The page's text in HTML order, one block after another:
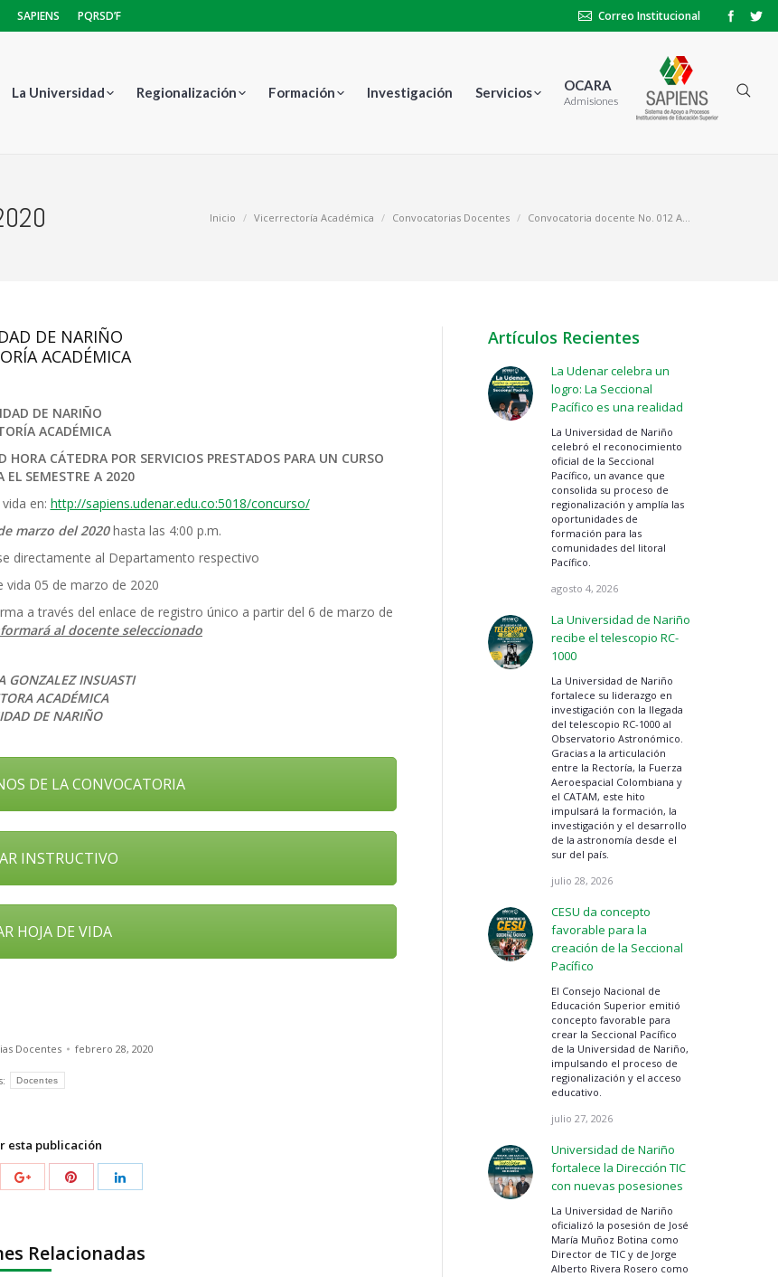
SAPIENS PQRSD’F Correo Institucional
La Universidad Regionalización Formación Investigación Servicios OCARA
Admisiones
Inicio Vicerrectoría Académica Convocatorias Docentes Convocatoria docente No. 012 A…
DE NARIÑO
ACADÉMICA
DE NARIÑO
ACADÉMICA
CÁTEDRA POR SERVICIOS PRESTADOS PARA UN CURSO
ELSEMESTRE A2020
en: http://sapiens.udenar.edu.co:5018/concurso/
marzo del 2020 hasta las 4:00 p.m.
directamente al Departamento respectivo
vida 05 de marzo de 2020
a través del enlace de registro único a partir del 6 de marzo de
al docente seleccionado
GONZALEZ INSUASTI
ACADÉMICA
DE NARIÑO
DE LA CONVOCATORIA
INSTRUCTIVO
HOJA DE VIDA
Docentes febrero 28, 2020
Docentes
esta publicación
Relacionadas
Artículos Recientes
La Udenar celebra un
logro: La Seccional
Pacífico es una realidad
La Universidad de Nariño
celebró el reconocimiento
oficial de la Seccional
Pacífico, un avance que
consolida su proceso de
regionalización y amplía las
oportunidades de
formación para las
comunidades del litoral
Pacífico.
agosto 4, 2026
La Universidad de Nariño
recibe el telescopio RC-
1000
La Universidad de Nariño
fortalece su liderazgo en
investigación con la llegada
del telescopio RC-1000 al
Observatorio Astronómico.
Gracias a la articulación
entre la Rectoría, la Fuerza
Aeroespacial Colombiana y
el CATAM, este hito
impulsará la formación, la
investigación y el desarrollo
de la astronomía desde el
sur del país.
julio 28, 2026
CESU da concepto
favorable para la
creación de la Seccional
Pacífico
El Consejo Nacional de
Educación Superior emitió
concepto favorable para
crear la Seccional Pacífico
de la Universidad de Nariño,
impulsando el proceso de
regionalización y el acceso
educativo.
julio 27, 2026
Universidad de Nariño
fortalece la Dirección TIC
con nuevas posesiones
La Universidad de Nariño
oficializó la posesión de José
María Muñoz Botina como
Director de TIC y de Jorge
Alberto Rivera Rosero como